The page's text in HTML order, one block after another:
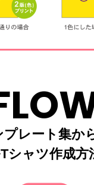
レート集か
シャツ作成方